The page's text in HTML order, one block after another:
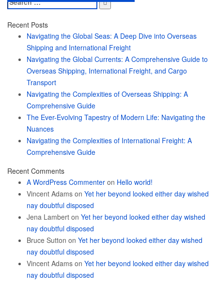
for:
Recent Posts
Navigating the Global Seas: A Deep Dive into Overseas
Shipping and International Freight
Navigating the Global Currents: A Comprehensive Guide to
Overseas Shipping, International Freight, and Cargo
Transport
Navigating the Complexities of Overseas Shipping: A
Comprehensive Guide
The Ever-Evolving Tapestry of Modern Life: Navigating the
Nuances
Navigating the Complexities of International Freight: A
Comprehensive Guide
Recent Comments
A WordPress Commenter on Hello world!
Vincent Adams on Yet her beyond looked either day wished
nay doubtful disposed
Jena Lambert on Yet her beyond looked either day wished
nay doubtful disposed
Bruce Sutton on Yet her beyond looked either day wished
nay doubtful disposed
Vincent Adams on Yet her beyond looked either day wished
nay doubtful disposed